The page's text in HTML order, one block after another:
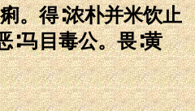
。得∶浓朴并米饮止
∶马目毒公。畏∶黄